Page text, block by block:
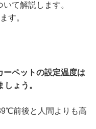
て解説します。
す。
ーペットの設定温度は
しょう。
前後と人間よりも高